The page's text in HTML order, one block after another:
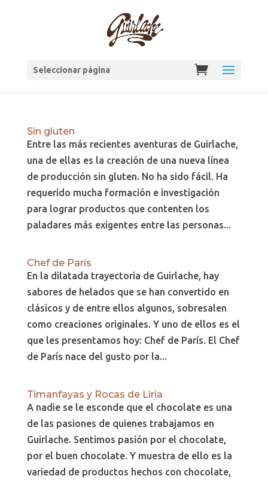
Seleccionar página
Sin gluten
Entre las más recientes aventuras de Guirlache,
una de ellas es la creación de una nueva línea
de producción sin gluten. No ha sido fácil. Ha
requerido mucha formación e investigación
para lograr productos que contenten los
paladares más exigentes entre las personas...
Chef de París
En la dilatada trayectoria de Guirlache, hay
sabores de helados que se han convertido en
clásicos y de entre ellos algunos, sobresalen
como creaciones originales. Y uno de ellos es el
que les presentamos hoy: Chef de París. El Chef
de París nace del gusto por la...
Timanfayas y Rocas de Liria
A nadie se le esconde que el chocolate es una
de las pasiones de quienes trabajamos en
Guirlache. Sentimos pasión por el chocolate,
por el buen chocolate. Y muestra de ello es la
variedad de productos hechos con chocolate,